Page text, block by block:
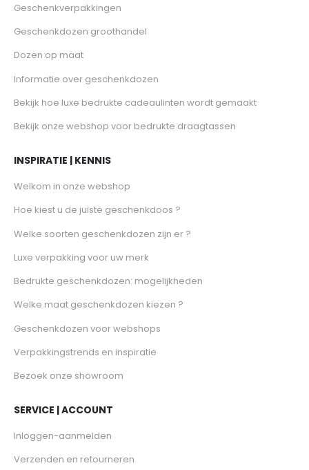
Geschenkverpakkingen
Geschenkdozen groothandel
Dozen op maat
Informatie over geschenkdozen
Bekijk hoe luxe bedrukte cadeaulinten wordt gemaakt
Bekijk onze webshop voor bedrukte draagtassen
INSPIRATIE | KENNIS
Welkom in onze webshop
Hoe kiest u de juiste geschenkdoos ?
Welke soorten geschenkdozen zijn er ?
Luxe verpakking voor uw merk
Bedrukte geschenkdozen: mogelijkheden
Welke maat geschenkdozen kiezen ?
Geschenkdozen voor webshops
Verpakkingstrends en inspiratie
Bezoek onze showroom
SERVICE | ACCOUNT
Inloggen-aanmelden
Verzenden en retourneren